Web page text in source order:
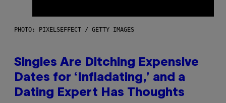
PHOTO: PIXELSEFFECT / GETTY IMAGES
Singles Are Ditching Expensive
Dates for ‘Infladating,’ and a
Dating Expert Has Thoughts